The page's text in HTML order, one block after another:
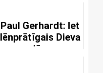
Paul Gerhardt: Iet
lēnprātīgais Dieva
Jērs